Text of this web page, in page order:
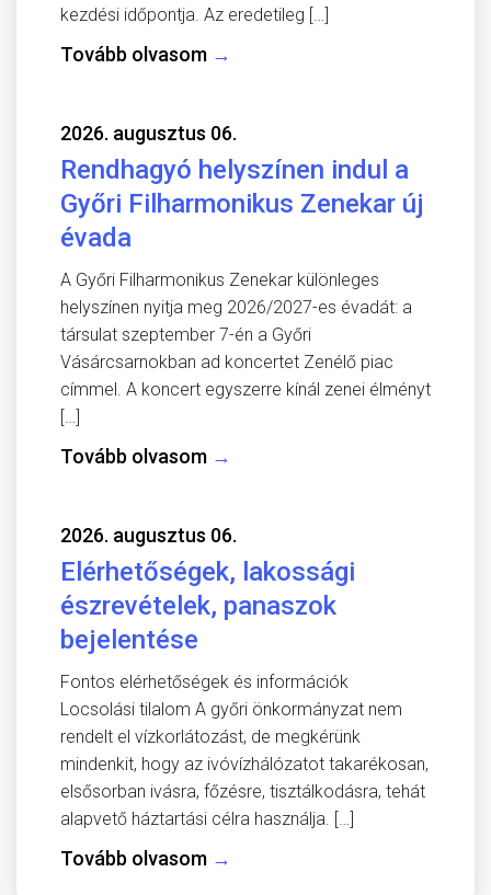
kezdési időpontja. Az eredetileg […]
Tovább olvasom →
2026. augusztus 06.
Rendhagyó helyszínen indul a
Győri Filharmonikus Zenekar új
évada
A Győri Filharmonikus Zenekar különleges
helyszínen nyitja meg 2026/2027-es évadát: a
társulat szeptember 7-én a Győri
Vásárcsarnokban ad koncertet Zenélő piac
címmel. A koncert egyszerre kínál zenei élményt
[…]
Tovább olvasom →
2026. augusztus 06.
Elérhetőségek, lakossági
észrevételek, panaszok
bejelentése
Fontos elérhetőségek és információk
Locsolási tilalom A győri önkormányzat nem
rendelt el vízkorlátozást, de megkérünk
mindenkit, hogy az ivóvízhálózatot takarékosan,
elsősorban ivásra, főzésre, tisztálkodásra, tehát
alapvető háztartási célra használja. […]
Tovább olvasom →